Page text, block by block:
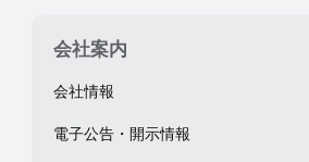
会社案内
会社情報
電子公告・開示情報